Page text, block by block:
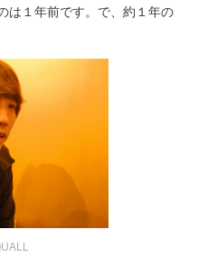
は１年前です。で、約１年の